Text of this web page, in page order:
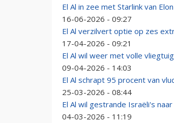
El Al in zee met Starlink van
16-06-2026 - 09:27
El Al verzilvert optie op zes
17-04-2026 - 09:21
El Al wil weer met volle
09-04-2026 - 14:03
El Al schrapt 95 procent van
25-03-2026 - 08:44
El Al wil gestrande Israëli's
04-03-2026 - 11:19